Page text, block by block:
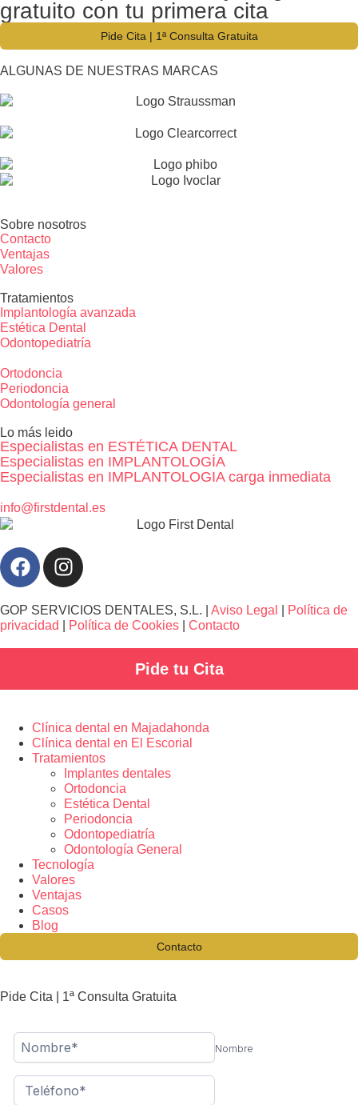
gratuito con tu primera cita
Pide Cita | 1ª Consulta Gratuita
ALGUNAS DE NUESTRAS MARCAS
Sobre nosotros
Contacto
Ventajas
Valores
Tratamientos
Implantología avanzada
Estética Dental
Odontopediatría
Ortodoncia
Periodoncia
Odontología general
Lo más leido
Especialistas en ESTÉTICA DENTAL
Especialistas en IMPLANTOLOGÍA
Especialistas en IMPLANTOLOGIA carga inmediata
info@firstdental.es
GOP SERVICIOS DENTALES, S.L. | Aviso Legal
Política de
privacidad
Política de Cookies Contacto
Pide tu Cita
Clínica dental en Majadahonda
Clínica dental en El Escorial
Tratamientos
Implantes dentales
Ortodoncia
Estética Dental
Periodoncia
Odontopediatría
Odontología General
Tecnología
Valores
Ventajas
Casos
Blog
Contacto
Pide Cita | 1ª Consulta Gratuita